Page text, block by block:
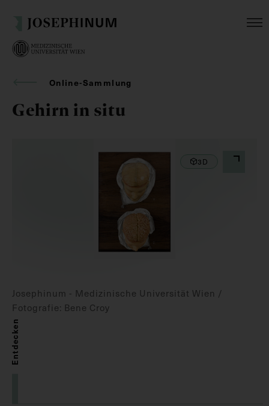
Online-Sammlung
Gehirn in situ
3D
Josephinum - Medizinische Universität Wien /
Fotografie: Bene Croy
Entdecken